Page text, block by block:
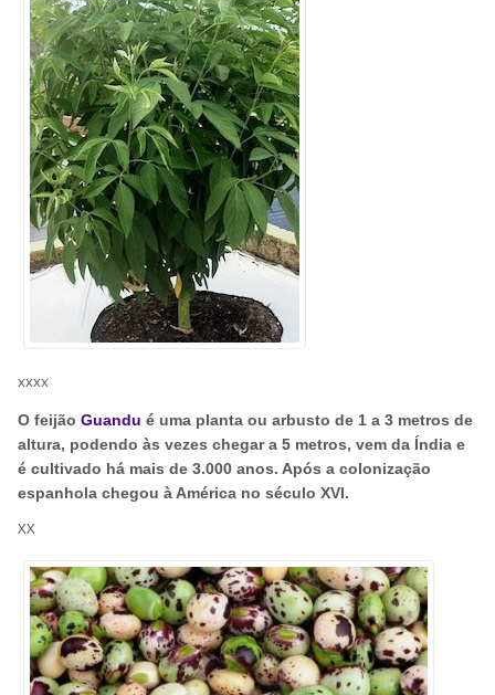
xxxx
O feijãoGuandu é uma planta ou arbusto de 1 a 3 metros de
altura, podendo às vezes chegar a 5 metros, vem da Índia e
é cultivado há mais de 3.000 anos. Após a colonização
espanhola chegou à América no século XVI.
XX